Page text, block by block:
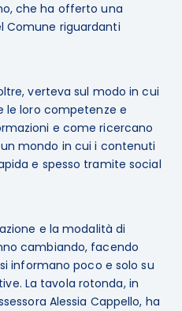
che ha offerto una
Comune riguardanti
verteva sul modo in cui
le loro competenze e
e come ricercano
mondo in cui i contenuti
e spesso tramite social
e la modalità di
cambiando, facendo
informano poco e solo su
La tavola rotonda, in
Alessia Cappello, ha